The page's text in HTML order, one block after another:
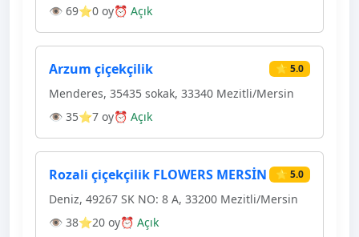
👁 69⭐0 oy⏰ Açık
Arzum çiçekçilik ⭐ 5.0
Menderes, 35435 sokak, 33340 Mezitli/Mersin
👁 35⭐7 oy⏰ Açık
Rozali çiçekçilik FLOWERS MERSİN ⭐ 5.0
Deniz, 49267 SK NO: 8 A, 33200 Mezitli/Mersin
👁 38⭐20 oy⏰ Açık